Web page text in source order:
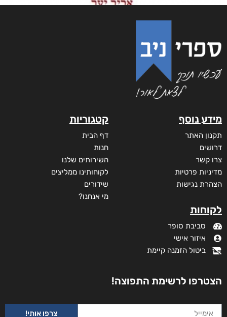
מידע נוסף
תקנון האתר
דרושים
צרו קשר
מדיניות פרטיות
הצהרת נגישות
לקוחות
סביבת סופר
איזור אישי
ביטול הזמנה קיימת
קטגוריות
דף הבית
חנות
השירותים שלנו
לקוחותינו ממליצים
שידורים
מי אנחנו?
הצטרפו לרשימת התפוצה!
צרפו אותי!